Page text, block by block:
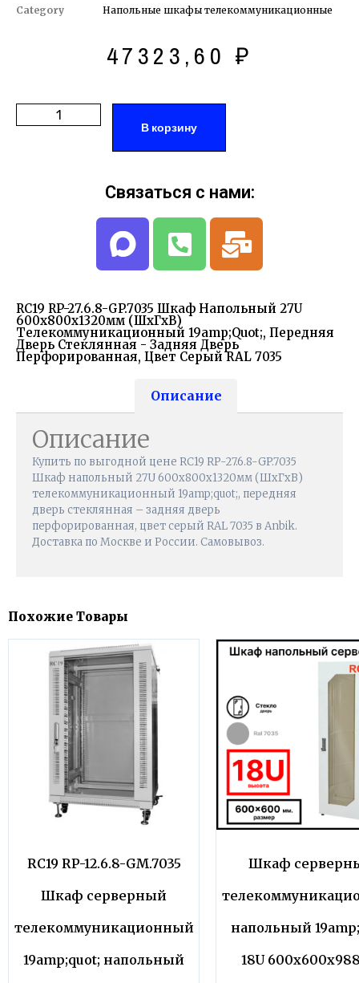
Category
Напольные шкафы телекоммуникационные
47323,60 ₽
В корзину
RC19 RP-27.6.8-GP.7035 Шкаф Напольный 27U
600x800x1320мм (ШхГхВ)
Телекоммуникационный 19amp;quot;, Передняя
Дверь Стеклянная - Задняя Дверь
Перфорированная, Цвет Серый RAL 7035
Описание
Описание
Купить по выгодной цене RC19 RP-27.6.8-GP.7035
Шкаф напольный 27U 600x800x1320мм (ШхГхВ)
телекоммуникационный 19amp;quot;, передняя
дверь стеклянная – задняя дверь
перфорированная, цвет серый RAL 7035 в Anbik.
Доставка по Москве и России. Самовывоз.
Связаться с нами:
Похожие Товары
RC19 RP-12.6.8-GM.7035
Шкаф серверный
телекоммуникационный
19amp;quot; напольный
Шкаф
напольный
18U